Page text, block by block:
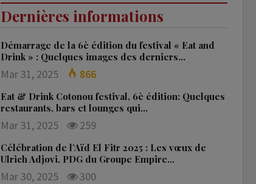
Dernières informations
Démarrage de la 6è édition du festival « Eat and
Drink » : Quelques images des derniers…
Mar 31, 2025 866
Eat & Drink Cotonou festival, 6è édition: Quelques
restaurants, bars et lounges qui…
Mar 31, 2025 259
Célébration de l’Aïd El Fitr 2025 : Les vœux de
Ulrich Adjovi, PDG du Groupe Empire…
Mar 30, 2025 300